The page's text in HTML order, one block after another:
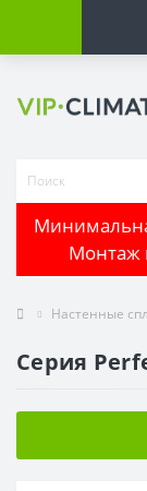
Монтаж
Настенные
Серия